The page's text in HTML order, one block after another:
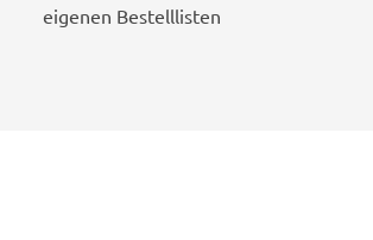
eigenen Bestelllisten